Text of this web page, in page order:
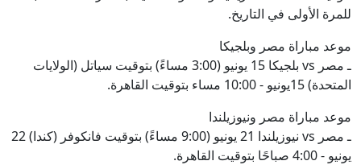
للمرة الأولى في التاريخ.
موعد مباراة مصر وبلجيكا
ـ مصر vs بلجيكا 15 يونيو (3:00 مساءً) بتوقيت سياتل (الولايات
المتحدة) 15يونيو - 10:00 مساء بتوقيت القاهرة.
موعد مباراة مصر ونيوزيلندا
ـ مصر vs نيوزيلندا 21 يونيو (9:00 مساءً) بتوقيت فانكوفر (كندا) 22
يونيو - 4:00 صباحًا بتوقيت القاهرة.